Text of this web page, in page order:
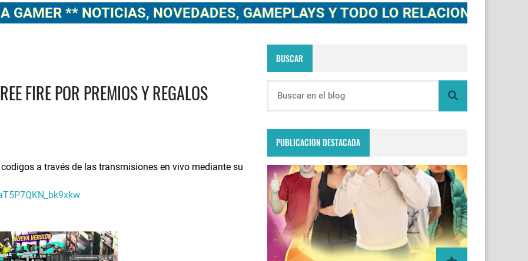
** NOTICIAS, NOVEDADES, GAMEPLAYS Y TODO LO RELACIONADO A FREE
FIRE POR PREMIOS Y REGALOS
a través de las transmisiones en vivo mediante su
BUSCAR
PUBLICACION DESTACADA